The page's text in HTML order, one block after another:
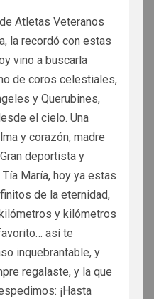
Atletas Veteranos
la recordó con estas
vino a buscarla
de coros celestiales,
y Querubines,
el cielo. Una
y corazón, madre
deportista y
María, hoy ya estas
de la eternidad,
y kilómetros
así te
inquebrantable, y
regalaste, y la que
¡Hasta